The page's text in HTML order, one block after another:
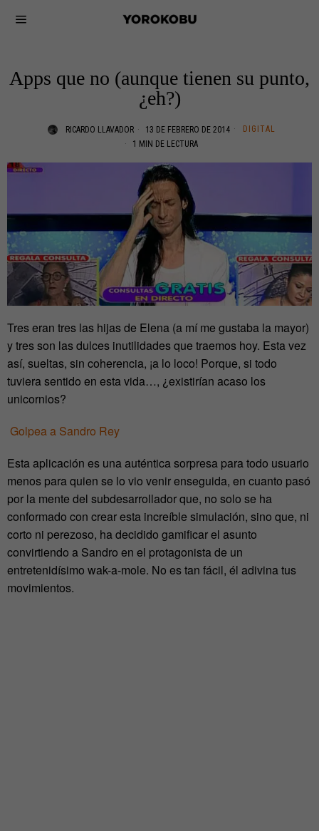
Apps que no (aunque tienen su punto,
¿eh?)
RICARDO LLAVADOR 13 DE FEBRERO DE 2014
DIGITAL
1 MIN DE LECTURA
Tres eran tres las hijas de Elena (a mí me gustaba la mayor)
y tres son las dulces inutilidades que traemos hoy. Esta vez
así, sueltas, sin coherencia, ¡a lo loco! Porque, si todo
tuviera sentido en esta vida…, ¿existirían acaso los
unicornios?
Golpea a Sandro Rey
Esta aplicación es una auténtica sorpresa para todo usuario
menos para quien se lo vio venir enseguida, en cuanto pasó
por la mente del subdesarrollador que, no solo se ha
conformado con crear esta increíble simulación, sino que, ni
corto ni perezoso, ha decidido gamificar el asunto
convirtiendo a Sandro en el protagonista de un
entretenidísimo wak-a-mole. No es tan fácil, él adivina tus
movimientos.